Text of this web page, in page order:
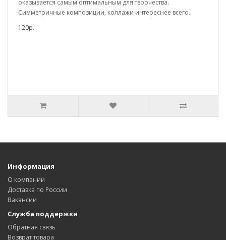
оказывается самым оптимальным для творчества.
Симметричные композиции, коллажи интереснее всего..
120р.
Информация
О компании
Доставка по России
Вакансии
Служба поддержки
Обратная связь
Возврат товара